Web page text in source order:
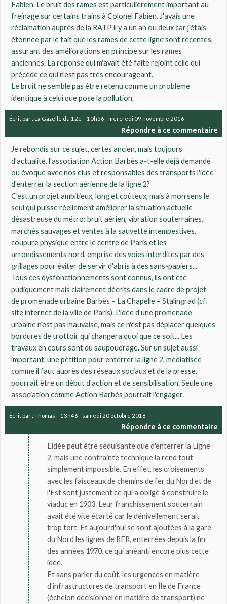
Fabien. Le bruit des rames est particulièrement important au
freinage sur certains trains à Colonel Fabien. J'avais une
réclamation auprès de la RATP il y a un an ou deux car j'étais
étonnée par le fait que les rames de cette ligne sont récentes,
assurant des améliorations en principe sur les rames
anciennes. La réponse qui m'avait été faite rejoint celle qui
précède ce qui n'est pas très encourageant.
Le bruit ne semble pas être retenu comme un problème
identique à celui que pose la pollution.
Écrit par : La Gazelle du 12e 10h56 - mercredi 09 novembre 2016
Répondre à ce commentaire
Je rebondis sur ce sujet, certes ancien, mais toujours
d'actualité. l'association Action Barbès a-t-elle déjà demandé
ou évoqué avec nos élus et responsables des transports l'idée
d'enterrer la section aérienne de la ligne 2?
C'est un projet ambitieux, long et coûteux, mais à mon sens le
seul qui puisse réellement améliorer la situation actuelle
désastreuse du métro: bruit aérien, vibration souterraines,
marchés sauvages et ventes à la sauvette intempestives,
coupure physique entre le centre de Paris et les
arrondissements nord, emprise des voies interdites par des
grillages pour éviter de servir d'abris à des sans-papiers...
Tous ces dysfonctionnements sont connus, ils ont été
pudiquement mais clairement décrits dans le cadre de projet
de promenade urbaine Barbès – La Chapelle – Stalingrad (cf.
site internet de la ville de Paris). L'idée d'une promenade
urbaine n'est pas mauvaise, mais ce n'est pas déplacer quelques
bordures de trottoir qui changera quoi que ce soit... Les
travaux en cours sont du saupoudrage. Sur un sujet aussi
important, une pétition pour enterrer la ligne 2, médiatisée
comme il faut auprès des réseaux sociaux et de la presse,
pourrait être un début d'action et de sensibilisation. Seule une
association comme Action Barbès pourrait l'engager.
Écrit par :Thomas 13h46 - samedi 20 octobre 2018
Répondre à ce commentaire
L'idée peut être séduisante que d'enterrer la Ligne
2, mais une contrainte technique la rend tout
simplement impossible. En effet, les croisements
avec les faisceaux de chemins de fer du Nord et de
l'Est sont justement ce qui a obligé à construire le
viaduc en 1903. Leur franchissement souterrain
avait été vite écarté car le dénivellement serait
trop fort. Et aujourd'hui se sont ajoutées à la gare
du Nord les lignes de RER, enterrées depuis la fin
des années 1970, ce qui anéanti encore plus cette
idée.
Et sans parler du coût, les urgences en matière
d'infrastructures de transport en Île de France
(échelon décisionnel en matière de transport) ne